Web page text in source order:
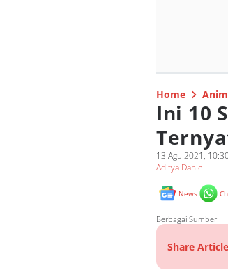
Home
Ini 10
13 Agu 2021,
Aditya Daniel
News
Berbagai Sumber
Share Article